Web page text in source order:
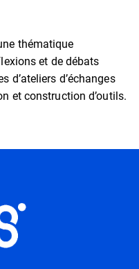
thématique
et de débats
d’ateliers d’échanges
et construction d’outils.